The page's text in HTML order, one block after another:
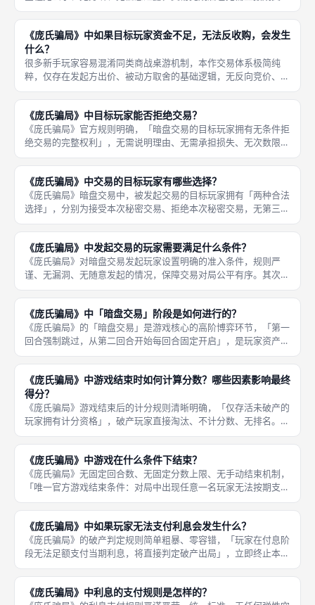
额、无需公开交易明细。《庞氏骗局》暗盘交易的核心特色就是
「全程秘密定价、私密交割」，交易价格绝对保密，不会公开公
示，整场对局
《庞氏骗局》中如果目标玩家资金不足，无法反收购，会发生
什么？
很多新手玩家容易混淆同类商战桌游机制，本作交易体系极简纯
粹，仅存在发起方出价、被动方取舍的基础逻辑，无反向竞价、无
资金对冲、无强制置换，资金缺口不会带来额外对局影响。《庞氏
骗局》规则体系中「不存在反收购机制」，因此目标玩家资金不足
不会触发特
《庞氏骗局》中目标玩家能否拒绝交易？
《庞氏骗局》官方规则明确，「暗盘交易的目标玩家拥有无条件拒
绝交易的完整权利」，无需说明理由、无需承担损失、无次数限
制，可根据自身对局局势、资产价值、资金需求自由否决对手的交
易邀约，这是被动玩家核心的博弈权益，也是制衡主动交易方的关
键规则，有
《庞氏骗局》中交易的目标玩家有哪些选择？
《庞氏骗局》暗盘交易中，被发起交易的目标玩家拥有「两种合法
选择」，分别为接受本次秘密交易、拒绝本次秘密交易，无第三种
折中选项，选择权完全归属目标玩家，充分保障被动交易方的博弈
权益，避免被对手强制掠夺资产，贴合公平博弈的核心原则。若目
标玩家选
《庞氏骗局》中发起交易的玩家需要满足什么条件？
《庞氏骗局》对暗盘交易发起玩家设置明确的准入条件，规则严
谨、无漏洞、无随意发起的情况，保障交易对局公平有序。其次是
「次数限制条件」，每位玩家「每回合仅限发起一次暗盘交易」，
不可多次发起、不可重复交易，避免单一玩家垄断交易节奏、过度
拉扯对手，
《庞氏骗局》中「暗盘交易」阶段是如何进行的？
《庞氏骗局》的「暗盘交易」是游戏核心的高阶博弈环节，「第一
回合强制跳过，从第二回合开始每回合固定开启」，是玩家资产流
转、资金周转、套利拉扯的核心玩法，也是本作区别于其他经济桌
游的最大特色，依靠秘密交易制造信息差，博弈深度远超常规公开
交易机制
《庞氏骗局》中游戏结束时如何计算分数？哪些因素影响最终
得分？
《庞氏骗局》游戏结束后的计分规则清晰明确，「仅存活未破产的
玩家拥有计分资格」，破产玩家直接淘汰、不计分数、无排名。影
响最终得分的核心因素分为两类，第一类是「产业成套收益」，玩
家收集的同类产业数量越多、品类越丰富，成套得分越高，单类产
业满四块
《庞氏骗局》中游戏在什么条件下结束？
《庞氏骗局》无固定回合数、无固定分数上限、无手动结束机制，
「唯一官方游戏结束条件：对局中出现任意一名玩家无法按期支付
当期利息、触发破产出局」，游戏即刻终止，无需等待回合结束、
无需完成剩余流程，结束判定即时生效，是本作最核心的对局终止
规则。该
《庞氏骗局》中如果玩家无法支付利息会发生什么？
《庞氏骗局》的破产判定规则简单粗暴、零容错，「玩家在付息阶
段无法足额支付当期利息，将直接判定破产出局」，立即终止本局
所有对局操作，无补救机会、无债务重组、无资产抵押延期，是游
戏最核心的出局机制，也是对局结束的唯一触发条件。相较于其他
桌游的容
《庞氏骗局》中利息的支付规则是怎样的？